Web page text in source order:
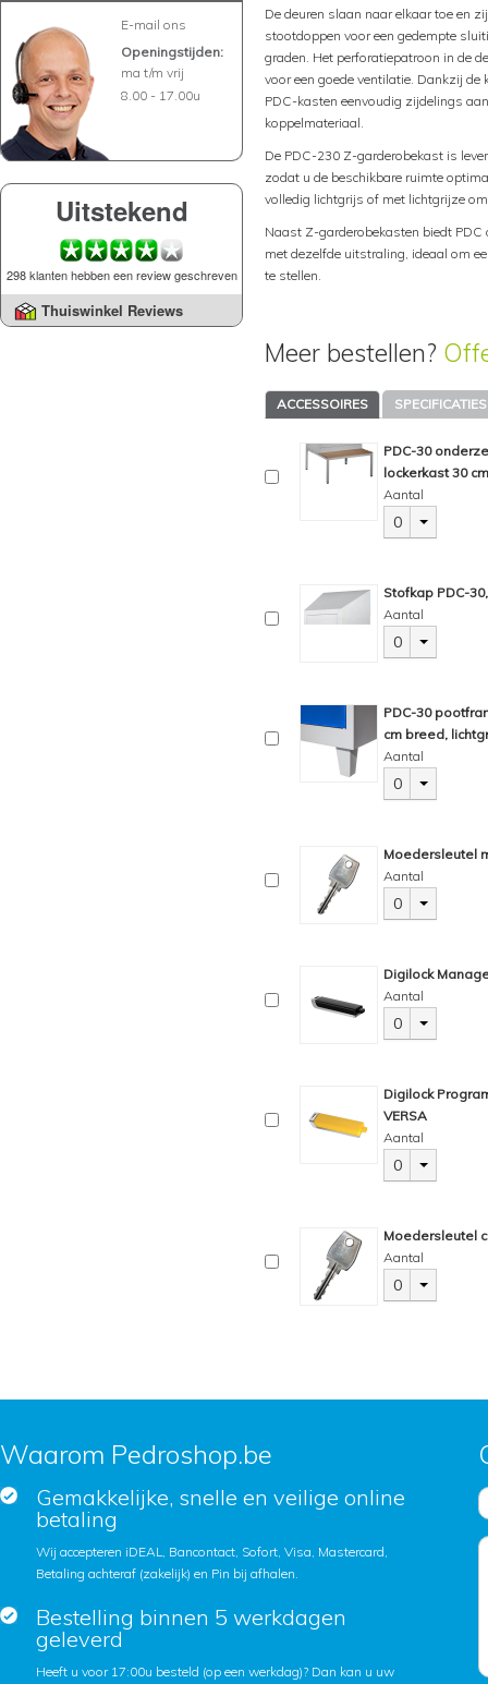
E-mail ons
Openingstijden:
ma t/m vrij
8.00 - 17.00u
Uitstekend
298 klanten hebben een review geschreven
Thuiswinkel Reviews
De deuren slaan naar elkaar toe en
stootdoppen voor een gedempte
graden. Het perforatiepatroon in de
voor een goede ventilatie. Dankzij
PDC-kasten eenvoudig zijdelings
koppelmateriaal.
De PDC-230 Z-garderobekast is
zodat u de beschikbare ruimte
volledig lichtgrijs of met lichtgrijze
Naast Z-garderobekasten biedt
met dezelfde uitstraling, ideaal om
te stellen.
Meer bestellen?
ACCESSOIRES SPECIFICATIES
PDC-30
lockerkast 30
Aantal
0
Stofkap PDC-
Aantal
0
PDC-30
cm breed,
Aantal
0
Moedersleutel
Aantal
0
Digilock
Aantal
0
Digilock
VERSA
Aantal
0
Moedersleutel
Aantal
0
Waarom Pedroshop.be
Gemakkelijke, snelle en veilige online
betaling
Wij accepteren iDEAL, Bancontact, Sofort, Visa, Mastercard,
Betaling achteraf (zakelijk) en Pin bij afhalen.
Bestelling binnen 5 werkdagen
geleverd
Heeft u voor 17:00u besteld (op een werkdag)? Dan kan u uw